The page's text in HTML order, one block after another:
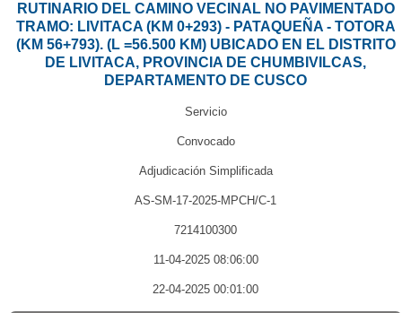
RUTINARIO DEL CAMINO VECINAL NO PAVIMENTADO
TRAMO: LIVITACA (KM 0+293) - PATAQUEÑA - TOTORA
(KM 56+793). (L =56.500 KM) UBICADO EN EL DISTRITO
DE LIVITACA, PROVINCIA DE CHUMBIVILCAS,
DEPARTAMENTO DE CUSCO
Servicio
Convocado
Adjudicación Simplificada
AS-SM-17-2025-MPCH/C-1
7214100300
11-04-2025 08:06:00
22-04-2025 00:01:00